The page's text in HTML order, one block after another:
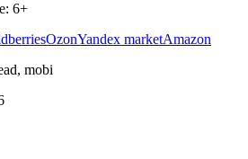
6+
OzonYandex marketAmazon
mobi